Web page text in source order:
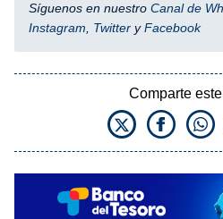
Síguenos en nuestro Canal de
Instagram, Twitter yFacebook
Comparte